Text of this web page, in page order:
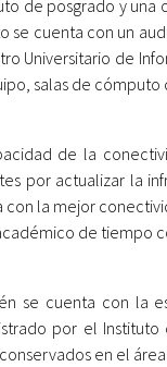
de posgrado y una
se cuenta con un
Universitario de
salas de cómputo
de la
por actualizar la
con la mejor
de tiempo
se cuenta con la
por el
en el